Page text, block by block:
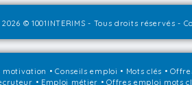
2026 © 1001INTERIMS - Tous droits réservés -
motivation •Conseils emploi • Mots clés •
• Emploi métier •Offres emploi mots